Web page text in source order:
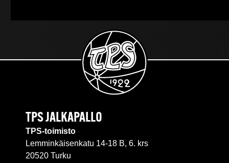
TPS JALKAPALLO
TPS-toimisto
Lemminkäisenkatu 14-18 B, 6. krs
20520 Turku